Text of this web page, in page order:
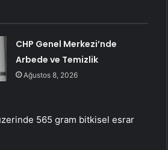
CHP Genel Merkezi’nde
Arbede ve Temizlik
Ağustos 8, 2026
565 gram bitkisel esrar